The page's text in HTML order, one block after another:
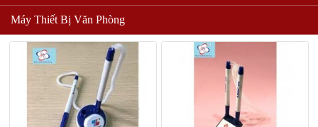
Máy Thiết Bị Văn Phòng
Mua hàng